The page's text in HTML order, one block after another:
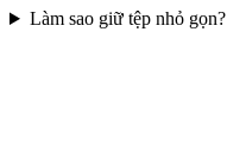
Làm sao giữ tệp nhỏ gọn?